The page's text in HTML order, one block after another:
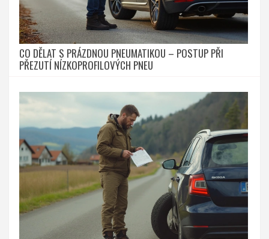
CO DĚLAT S PRÁZDNOU PNEUMATIKOU – POSTUP PŘI
PŘEZUTÍ NÍZKOPROFILOVÝCH PNEU